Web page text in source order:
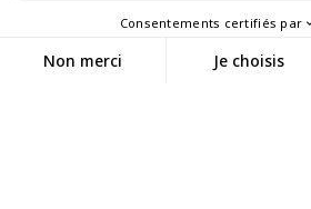
NOS AGENCES
03 88 55 17 75
entre 9h et 12h puis